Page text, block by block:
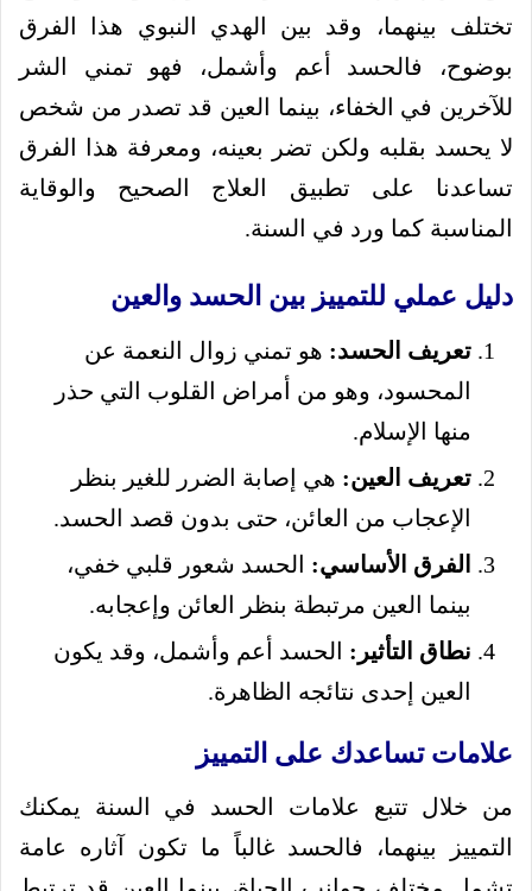
تختلف بينهما، وقد بين الهدي النبوي هذا الفرق
بوضوح، فالحسد أعم وأشمل، فهو تمني الشر
للآخرين في الخفاء، بينما العين قد تصدر من شخص
لا يحسد بقلبه ولكن تضر بعينه، ومعرفة هذا الفرق
تساعدنا على تطبيق العلاج الصحيح والوقاية
المناسبة كما ورد في السنة.
دليل عملي للتمييز بين الحسد والعين
تعريف الحسد: هو تمني زوال النعمة عن
المحسود، وهو من أمراض القلوب التي حذر
منها الإسلام.
تعريف العين: هي إصابة الضرر للغير بنظر
الإعجاب من العائن، حتى بدون قصد الحسد.
الفرق الأساسي: الحسد شعور قلبي خفي،
بينما العين مرتبطة بنظر العائن وإعجابه.
نطاق التأثير: الحسد أعم وأشمل، وقد يكون
العين إحدى نتائجه الظاهرة.
علامات تساعدك على التمييز
من خلال تتبع علامات الحسد في السنة يمكنك
التمييز بينهما، فالحسد غالباً ما تكون آثاره عامة